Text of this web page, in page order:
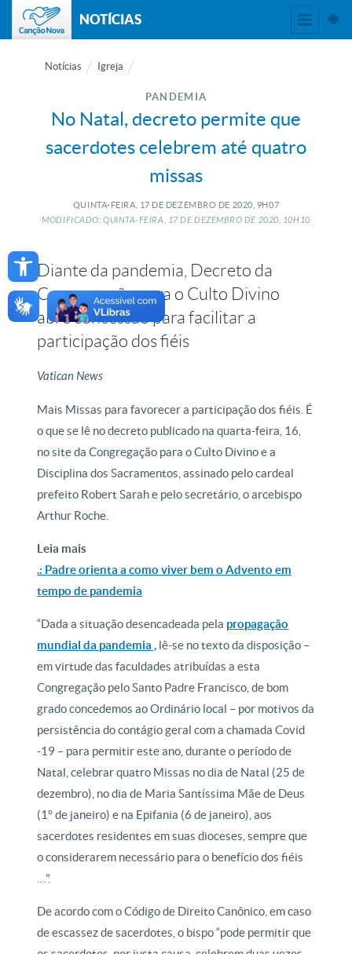
Open toolbar
NOTÍCIAS
Notícias Igreja
PANDEMIA
No Natal, decreto permite que
sacerdotes celebrem até quatro
missas
QUINTA-FEIRA, 17 DE DEZEMBRO DE 2020, 9H07
MODIFICADO: QUINTA-FEIRA, 17DE DEZEMBRO DE 2020, 10H10
Diante da pandemia, Decreto da
Congregação para o Culto Divino
abre concessão para facilitar a
participação dos fiéis
Vatican News
Mais Missas para favorecer a participação dos fiéis. É
o que se lê no decreto publicado na quarta-feira, 16,
no site da Congregação para o Culto Divino e a
Disciplina dos Sacramentos, assinado pelo cardeal
prefeito Robert Sarah e pelo secretário, o arcebispo
Arthur Roche.
Leia mais
.: Padre orienta a como viver bem o Advento em
tempo de pandemia
“Dada a situação desencadeada pela propagação
mundial da pandemia , lê-se no texto da disposição –
em virtude das faculdades atribuídas a esta
Congregação pelo Santo Padre Francisco, de bom
grado concedemos ao Ordinário local – por motivos da
persistência do contágio geral com a chamada Covid
-19 – para permitir este ano, durante o período de
Natal, celebrar quatro Missas no dia de Natal (25 de
dezembro), no dia de Maria Santíssima Mãe de Deus
(1° de janeiro) e na Epifania (6 de janeiro), aos
sacerdotes residentes em suas dioceses, sempre que
o considerarem necessário para o benefício dos fiéis
…”.
De acordo com o Código de Direito Canônico, em caso
de escassez de sacerdotes, o bispo “pode permitir que